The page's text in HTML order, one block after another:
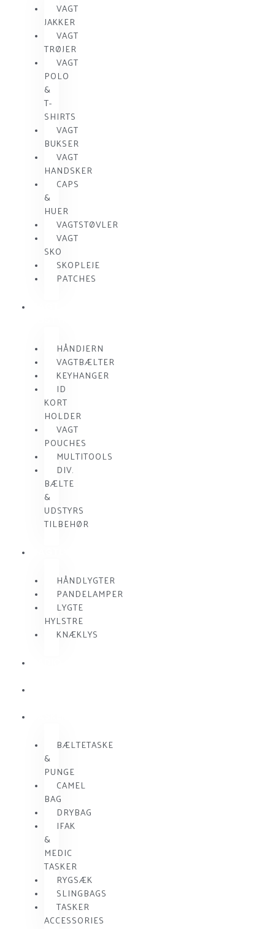
VAGT
JAKKER
VAGT
TRØJER
VAGT
POLO
&
T-
SHIRTS
VAGT
BUKSER
VAGT
HANDSKER
CAPS
&
HUER
VAGTSTØVLER
VAGT
SKO
SKOPLEJE
PATCHES
HÅNDJERN
VAGTBÆLTER
KEYHANGER
ID
KORT
HOLDER
VAGT
POUCHES
MULTITOOLS
DIV.
BÆLTE
&
UDSTYRS
TILBEHØR
HÅNDLYGTER
PANDELAMPER
LYGTE
HYLSTRE
KNÆKLYS
BÆLTETASKE
&
PUNGE
CAMEL
BAG
DRYBAG
IFAK
&
MEDIC
TASKER
RYGSÆK
SLINGBAGS
TASKER
ACCESSORIES